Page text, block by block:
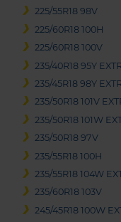
225/55R18 98V
225/60R18 100H
225/60R18 100V
235/40R18 95Y
235/45R18 98Y
235/50R18 101V
235/50R18 101W
235/50R18 97V
235/55R18 100H
235/55R18 104W
235/60R18 103V
245/45R18 100W